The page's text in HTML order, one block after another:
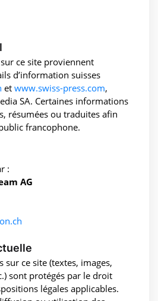
ce site proviennent
d’information suisses
et www.swiss-press.com,
SA. Certaines informations
résumées ou traduites afin
francophone.
:
AG
sur ce site (textes, images,
sont protégés par le droit
légales applicables.